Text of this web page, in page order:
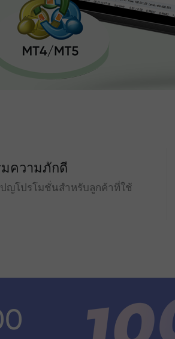
มความภักดี
ญโปรโมชั่นสำหรับลูกค้าที่ใช้